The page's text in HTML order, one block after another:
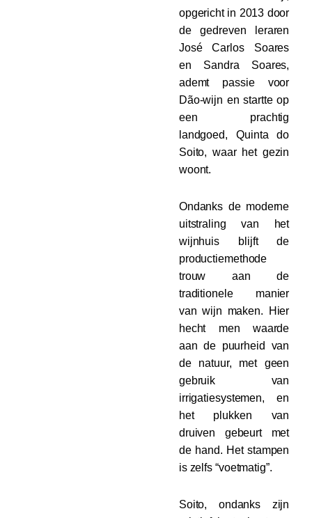
opgericht in 2013 door
de gedreven leraren
José Carlos Soares
en Sandra Soares,
ademt passie voor
Dão-wijn en startte op
een prachtig
landgoed, Quinta do
Soito, waar het gezin
woont.
Ondanks de moderne
uitstraling van het
wijnhuis blijft de
productiemethode
trouw aan de
traditionele manier
van wijn maken. Hier
hecht men waarde
aan de puurheid van
de natuur, met geen
gebruik van
irrigatiesystemen, en
het plukken van
druiven gebeurt met
de hand. Het stampen
is zelfs “voetmatig”.
Soito, ondanks zijn